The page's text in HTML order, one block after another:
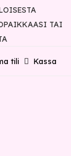
TAI
Kassa
tili